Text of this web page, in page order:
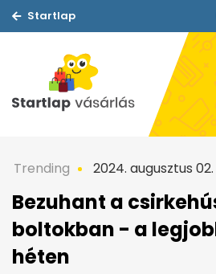
Startlap
Trending 2024. augusztus 02.
Bezuhant a
boltokban - a
héten